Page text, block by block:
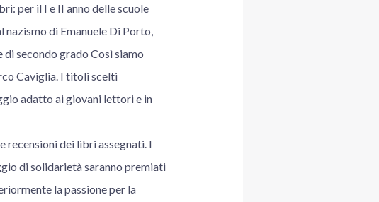
per il I e II anno delle scuole
di Emanuele Di Porto,
secondo grado Così siamo
Caviglia. I titoli scelti
adatto ai giovani lettori e in
recensioni dei libri assegnati. I
di solidarietà saranno premiati
la passione per la